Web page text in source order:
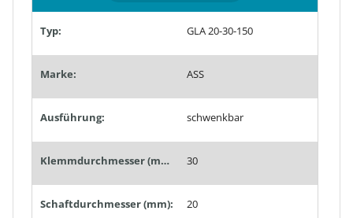
Typ: GLA 20-30-150
Marke: ASS
Ausführung: schwenkbar
Klemmdurchmesser (mm): 30
Schaftdurchmesser (mm): 20